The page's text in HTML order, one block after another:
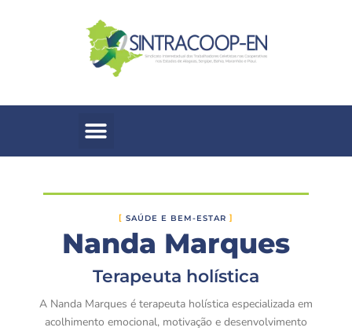
SAÚDE E BEM-ESTAR
Nanda Marques
Terapeuta holística
A Nanda Marques é terapeuta holística especializada em
acolhimento emocional, motivação e desenvolvimento